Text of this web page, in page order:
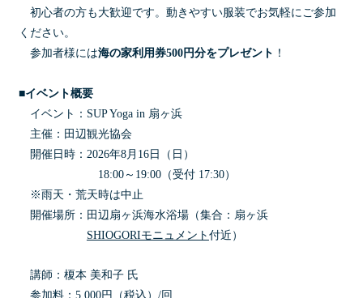
初心者の方も大歓迎です。動きやすい服装でお気軽にご参加
ください。
参加者様には海の家利用券500円分をプレゼント ！
■イベント概要
イベント：SUP Yoga in 扇ヶ浜
主催：田辺観光協会
開催日時：2026年8月16日（日）
18:00～19:00（受付 17:30）
※雨天・荒天時は中止
開催場所：田辺扇ヶ浜海水浴場（集合：扇ヶ浜
SHIOGORIモニュメント付近）
講師：榎本 美和子 氏
参加料：5,000円（税込）/回